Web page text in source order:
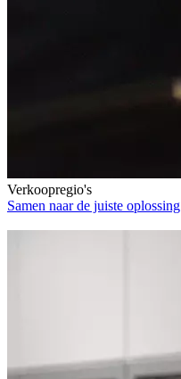
Verkoopregio's
Samen naar de juiste oplossing